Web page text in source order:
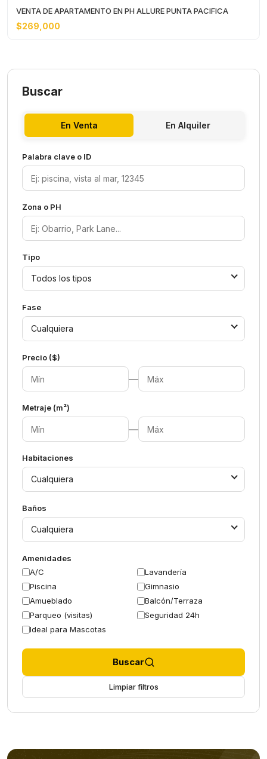
VENTA DE APARTAMENTO EN PH ALLURE PUNTA PACIFICA
$269,000
Buscar
En Venta En Alquiler
Palabra clave o ID
Zona o PH
Tipo
Todos los tipos
Fase
Cualquiera
Precio ($)
—
Metraje (m²)
—
Habitaciones
Cualquiera
Baños
Cualquiera
Amenidades
A/C
Lavandería
Piscina
Gimnasio
Amueblado
Balcón/Terraza
Parqueo (visitas)
Seguridad 24h
Ideal para Mascotas
Buscar
Limpiar filtros